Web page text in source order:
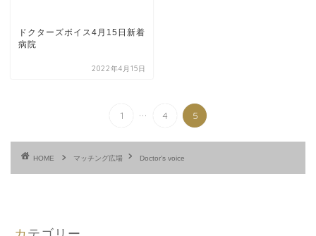
ドクターズボイス4月15日新着
病院
2022年4月15日
1 ... 4 5
HOME マッチング広場 Doctor’s voice